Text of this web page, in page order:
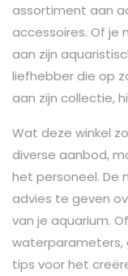
assortiment aan
accessoires. Of je
aan zijn
liefhebber die op
aan zijn collectie,
Wat deze winkel
diverse aanbod,
het personeel. De
advies te geven
van je aquarium.
waterparameters,
tips voor het